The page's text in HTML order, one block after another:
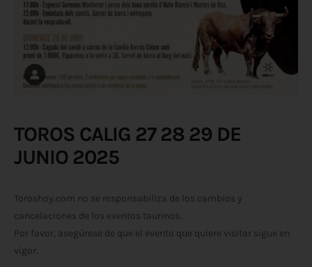
TOROS CALIG 27 28 29 DE
JUNIO 2025
Toroshoy.com no se responsabiliza de los cambios y
cancelaciones de los eventos taurinos.
Por favor, asegúrese de que el evento que quiere visitar sigue en
vigor.